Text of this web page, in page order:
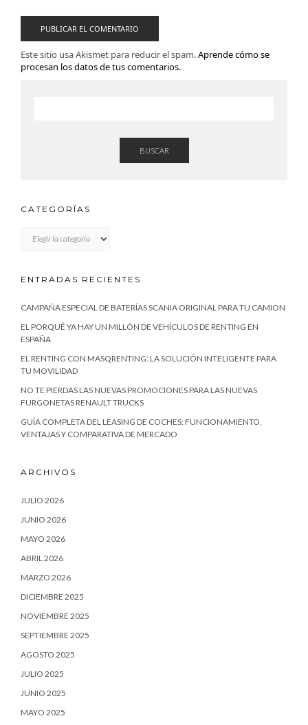
Este sitio usa Akismet para reducir el spam.Aprende cómo se
procesan los datos de tus comentarios.
BUSCAR
CATEGORÍAS
ENTRADAS RECIENTES
CAMPAÑA ESPECIAL DE BATERÍAS SCANIA ORIGINAL PARA TU CAMION
EL PORQUÉ YA HAY UN MILLÓN DE VEHÍCULOS DE RENTING EN
ESPAÑA
EL RENTING CON MASQRENTING: LA SOLUCIÓN INTELIGENTE PARA
TU MOVILIDAD
NO TE PIERDAS LAS NUEVAS PROMOCIONES PARA LAS NUEVAS
FURGONETAS RENAULT TRUCKS
GUÍA COMPLETA DEL LEASING DE COCHES: FUNCIONAMIENTO,
VENTAJAS Y COMPARATIVA DE MERCADO
ARCHIVOS
JULIO 2026
JUNIO 2026
MAYO 2026
ABRIL 2026
MARZO 2026
DICIEMBRE 2025
NOVIEMBRE 2025
SEPTIEMBRE 2025
AGOSTO 2025
JULIO 2025
JUNIO 2025
MAYO 2025